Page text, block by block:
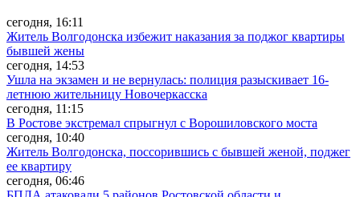
сегодня, 16:11
Житель Волгодонска избежит наказания за поджог квартиры
бывшей жены
сегодня, 14:53
Ушла на экзамен и не вернулась: полиция разыскивает 16-
летнюю жительницу Новочеркасска
сегодня, 11:15
В Ростове экстремал спрыгнул с Ворошиловского моста
сегодня, 10:40
Житель Волгодонска, поссорившись с бывшей женой, поджег
ее квартиру
сегодня, 06:46